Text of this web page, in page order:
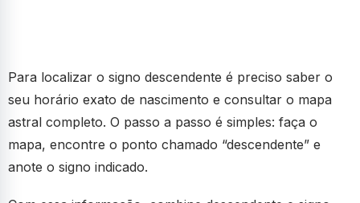
Para localizar o signo descendente é preciso saber o
seu horário exato de nascimento e consultar o mapa
astral completo. O passo a passo é simples: faça o
mapa, encontre o ponto chamado “descendente” e
anote o signo indicado.